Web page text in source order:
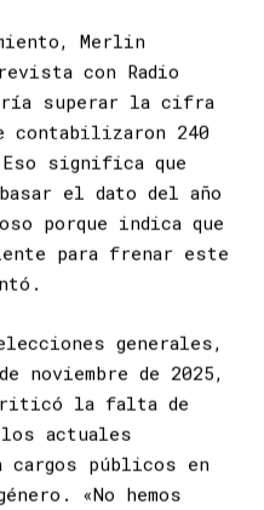
Merlin
con Radio
superar la cifra
contabilizaron 240
significa que
el dato del año
porque indica que
para frenar este
generales,
noviembre de 2025,
la falta de
actuales
cargos públicos en